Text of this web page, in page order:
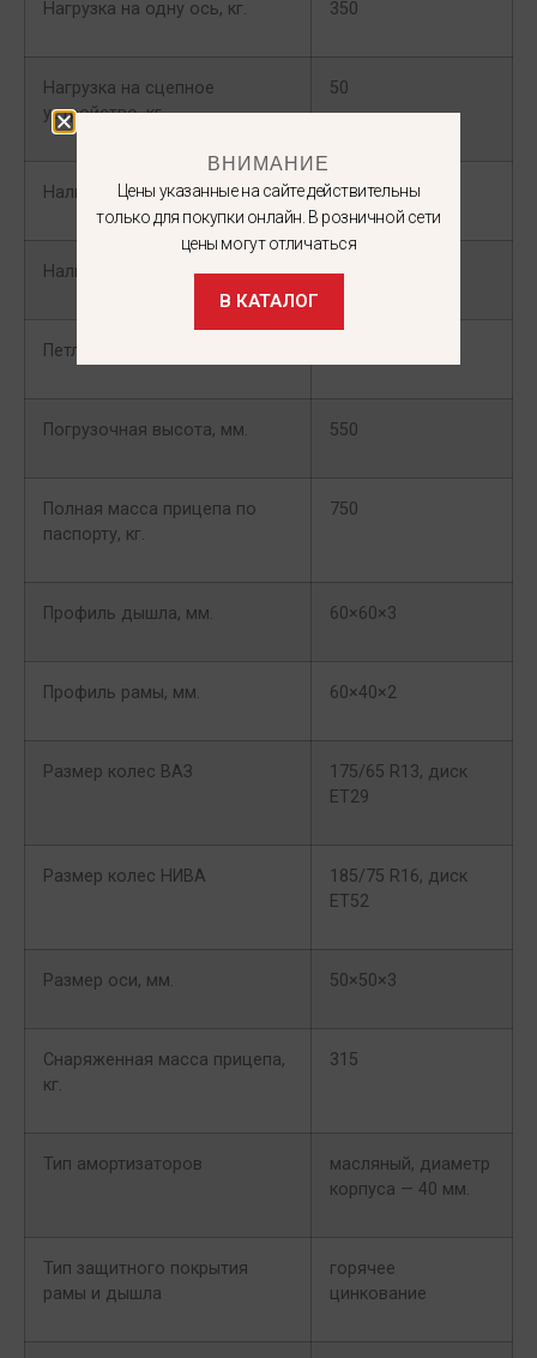
Нагрузка на одну ось, кг. 350
Нагрузка на сцепное
устройство, кг.
50
Наличие тормозной системы отсутствует
Наличие функции самосвала есть
Петли крепления груза
Погрузочная высота, мм. 550
Полная масса прицепа по
паспорту, кг.
750
Профиль дышла, мм. 60×60×3
Профиль рамы, мм. 60×40×2
Размер колес ВАЗ
175/65 R13, диск
ET29
Размер колес НИВА
185/75 R16, диск
ET52
Размер оси, мм. 50×50×3
Снаряженная масса прицепа,
кг.
315
Тип амортизаторов
масляный, диаметр
корпуса — 40 мм.
Тип защитного покрытия
рамы и дышла
горячее
цинкование
ВНИМАНИЕ
Цены указанные на сайте действительны
только для покупки онлайн. В розничной сети
цены могут отличаться
В КАТАЛОГ